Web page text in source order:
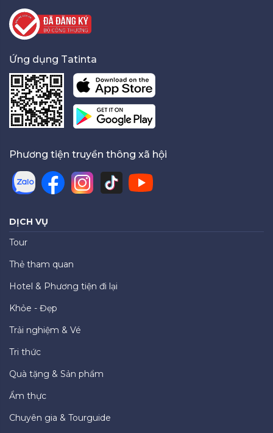
Ứng dụng Tatinta
Phương tiện truyền thông xã hội
DỊCH VỤ
Tour
Thẻ tham quan
Hotel & Phương tiện đi lại
Khỏe - Đẹp
Trải nghiệm & Vé
Tri thức
Quà tặng & Sản phẩm
Ẩm thực
Chuyên gia & Tourguide